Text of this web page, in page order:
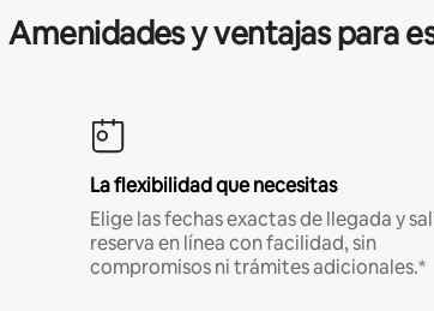
Amenidades y ventajas para
La flexibilidad que necesitas
Elige las fechas exactas de llegada y
reserva en línea con facilidad, sin
compromisos ni trámites adicionales.*